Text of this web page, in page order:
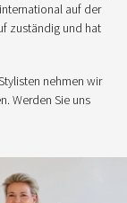
auf der
zuständig und hat
nehmen wir
Werden Sie uns